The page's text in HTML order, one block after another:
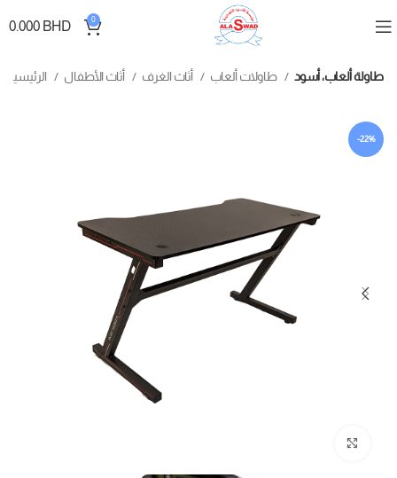
0
0.000 BHD
طاولة ألعاب، أسود
-22%